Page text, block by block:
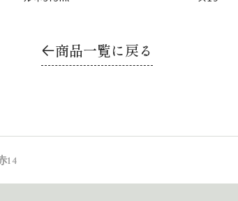
商品一覧に戻る
14